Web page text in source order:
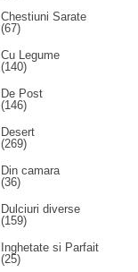
Chestiuni Sarate
(67)
Cu Legume
(140)
De Post
(146)
Desert
(269)
Din camara
(36)
Dulciuri diverse
(159)
Inghetate si Parfait
(25)